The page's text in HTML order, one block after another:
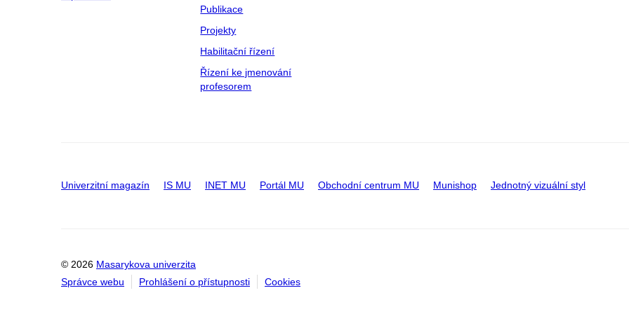
Publikace
Projekty
Habilitační řízení
Řízení ke jmenování
profesorem
Univerzitní magazín IS MU INET MU Portál MU Obchodní centrum MU Munishop Jednotný vizuální styl
© 2026 Masarykova univerzita
Správce webu
Prohlášení o přístupnosti Cookies